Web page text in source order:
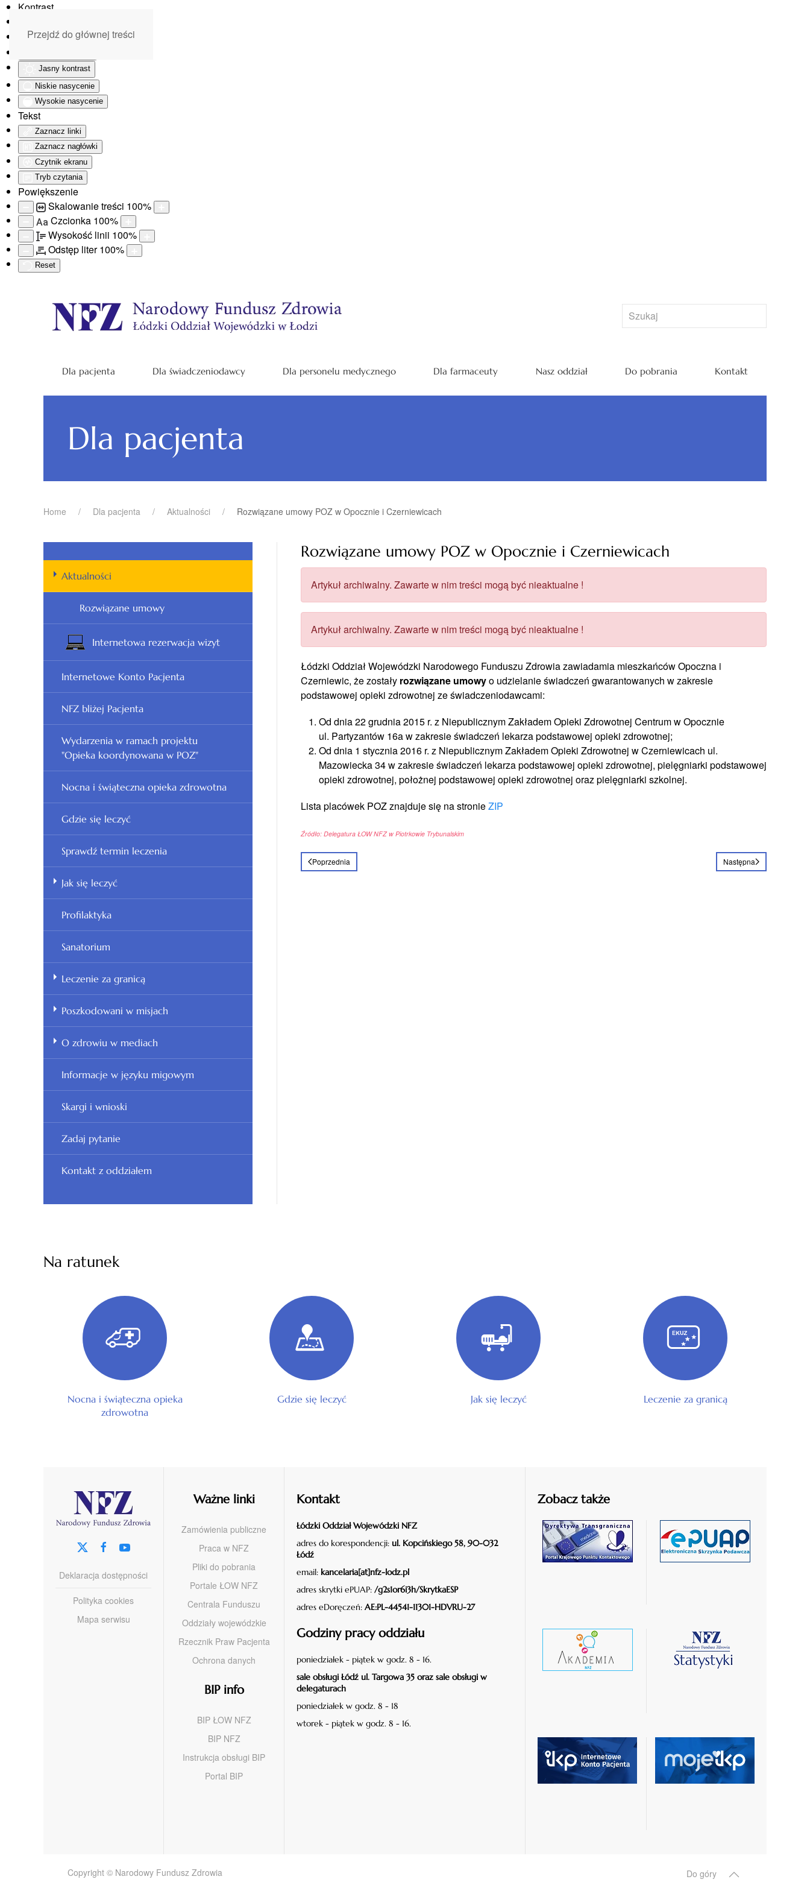
Kontrast
Monochromatyczny
Jasny kontrast
Niskie nasycenie
Wysokie nasycenie
Tekst
Zaznacz linki
Zaznacz nagłówki
Czytnik ekranu
Tryb czytania
Powiększenie
Skalowanie treści 100%
Aa Czcionka 100%
Wysokość linii 100%
Odstęp liter100%
Reset
Przejdź do głównej treści
Dla pacjenta Dla świadczeniodawcy Dla personelu medycznego Dla farmaceuty Nasz oddział Do pobrania Kontakt
Dla pacjenta
Home Dla pacjenta Aktualności Rozwiązane umowy POZ w Opocznie i Czerniewicach
Rozwiązane umowy POZ w Opocznie i Czerniewicach
Artykuł archiwalny. Zawarte w nim treści mogą być nieaktualne !
Artykuł archiwalny. Zawarte w nim treści mogą być nieaktualne !
Łódzki Oddział Wojewódzki Narodowego Funduszu Zdrowia zawiadamia mieszkańców Opoczna i
Czerniewic, że zostałyrozwiązane umowyo udzielanie świadczeń gwarantowanych w zakresie
podstawowej opieki zdrowotnej ze świadczeniodawcami:
Od dnia 22 grudnia 2015 r. z Niepublicznym Zakładem Opieki Zdrowotnej Centrum w Opocznie
ul. Partyzantów 16a w zakresie świadczeń lekarza podstawowej opieki zdrowotnej;
Od dnia 1 stycznia 2016 r. z Niepublicznym Zakładem Opieki Zdrowotnej w Czerniewicach ul.
Mazowiecka 34 w zakresie świadczeń lekarza podstawowej opieki zdrowotnej, pielęgniarki podstawowej
opieki zdrowotnej, położnej podstawowej opieki zdrowotnej oraz pielęgniarki szkolnej.
Lista placówek POZ znajduje się na stronieZIP
Źródło: Delegatura ŁOW NFZ w Piotrkowie Trybunalskim
Poprzednia Następna
Aktualności
Rozwiązane umowy
Internetowa rezerwacja wizyt
Internetowe Konto Pacjenta
NFZ bliżej Pacjenta
Wydarzenia w ramach projektu
"Opieka koordynowana w POZ"
Nocna i świąteczna opieka zdrowotna
Gdzie się leczyć
Sprawdź termin leczenia
Jak się leczyć
Profilaktyka
Sanatorium
Leczenie za granicą
Poszkodowani w misjach
O zdrowiu w mediach
Informacje w języku migowym
Skargi i wnioski
Zadaj pytanie
Kontakt z oddziałem
Na ratunek
Nocna i świąteczna opieka
zdrowotna
Gdzie się leczyć Jak się leczyć Leczenie za granicą
Deklaracja dostępności
Polityka cookies
Mapa serwisu
Ważne linki
Zamówienia publiczne
Praca w NFZ
Pliki do pobrania
Portale ŁOW NFZ
Centrala Funduszu
Oddziały wojewódzkie
Rzecznik Praw Pacjenta
Ochrona danych
BIP info
BIP ŁOW NFZ
BIP NFZ
Instrukcja obsługi BIP
Portal BIP
Kontakt
Łódzki Oddział Wojewódzki NFZ
adres do korespondencji: ul. Kopcińskiego 58, 90-032
Łódź
email: kancelaria[at]nfz-lodz.pl
adres skrytki ePUAP: /g2s1or6i3h/SkrytkaESP
adres eDoręczeń: AE:PL-44541-11301-HDVRU-27
Godziny pracy oddziału
poniedziałek - piątek w godz. 8 - 16.
sale obsługi Łódź ul. Targowa 35 oraz sale obsługi w
delegaturach
poniedziałek w godz. 8 - 18
wtorek - piątek w godz. 8 - 16.
Zobacz także
czytaj
czytaj
czytaj
czytaj
czytaj
czytaj
Copyright © Narodowy Fundusz Zdrowia Do góry